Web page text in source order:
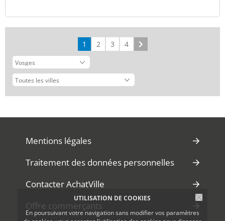
UTILISATION DE COOKIES
En poursuivant votre navigation sans modifier vos paramètres
1 2 3 4
Mentions légales
Traitement des données personnelles
Contacter AchatVille
Offre commerçants